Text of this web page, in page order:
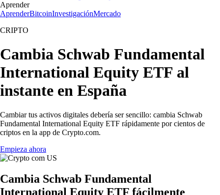
Aprender
AprenderBitcoinInvestigaciónMercado
CRIPTO
Cambia Schwab Fundamental
International Equity ETF al
instante en España
Cambiar tus activos digitales debería ser sencillo: cambia Schwab
Fundamental International Equity ETF rápidamente por cientos de
criptos en la app de Crypto.com.
Empieza ahora
Cambia Schwab Fundamental
International Equity ETF fácilmente